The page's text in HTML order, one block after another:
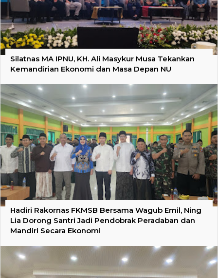
Silatnas MA IPNU, KH. Ali Masykur Musa Tekankan
Kemandirian Ekonomi dan Masa Depan NU
Hadiri Rakornas FKMSB Bersama Wagub Emil, Ning
Lia Dorong Santri Jadi Pendobrak Peradaban dan
Mandiri Secara Ekonomi